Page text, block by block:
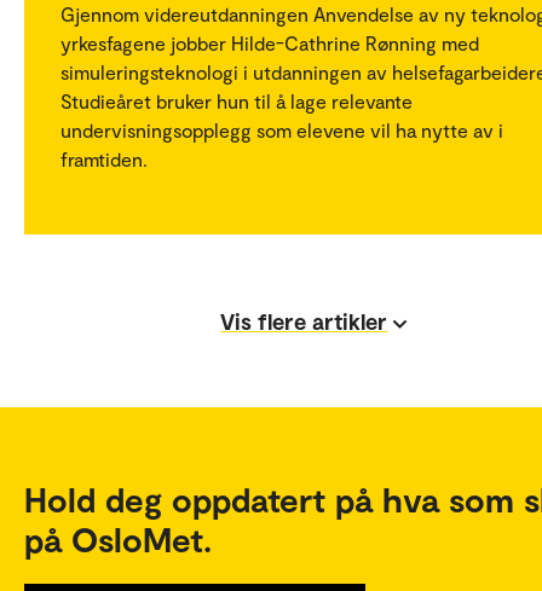
Gjennom videreutdanningen Anvendelse av ny
yrkesfagene jobber Hilde-Cathrine Rønning med
simuleringsteknologi i utdanningen av
Studieåret bruker hun til å lage relevante
undervisningsopplegg som elevene vil ha nytte av i
framtiden.
Vis flere artikler
Hold deg oppdatert på hva som
på OsloMet.